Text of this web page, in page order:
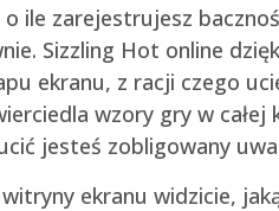
ile zarejestrujesz
Sizzling Hot online
ekranu, z racji czego
wzory gry w
jesteś zobligowany
ekranu widzicie,